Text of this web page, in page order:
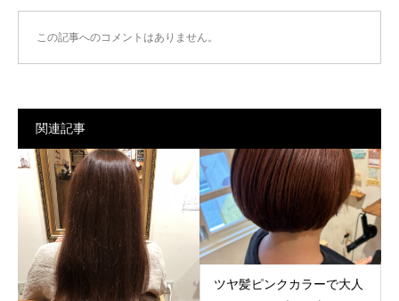
この記事へのコメントはありません。
関連記事
ツヤ髪ピンクカラーで大人